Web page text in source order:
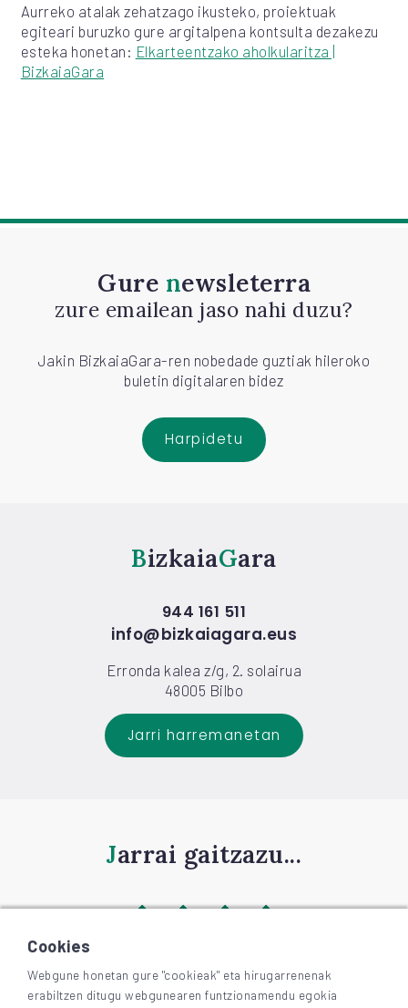
Aurreko atalak zehatzago ikusteko, proiektuak
egiteari buruzko gure argitalpena kontsulta dezakezu
esteka honetan: Elkarteentzako aholkularitza |
BizkaiaGara
Gure newsleterra
zure emailean jaso nahi duzu?
Jakin BizkaiaGara-ren nobedade guztiak hileroko
buletin digitalaren bidez
Harpidetu
Bizkaia Gara
944 161 511
info@bizkaiagara.eus
Erronda kalea z/g, 2. solairua
48005 Bilbo
Jarri harremanetan
Jarrai gaitzazu...
©2026 BIZKAIAGARA
Cookies
Webgune honetan gure "cookieak" eta hirugarrenenak
erabiltzen ditugu webgunearen funtzionamendu egokia